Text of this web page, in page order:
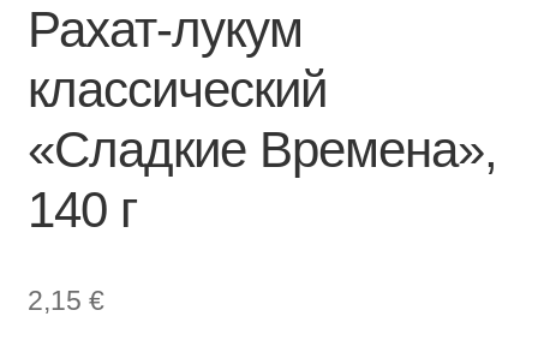
Рахат-лукум
классический
«Сладкие Времена»,
140 г
2,15 €